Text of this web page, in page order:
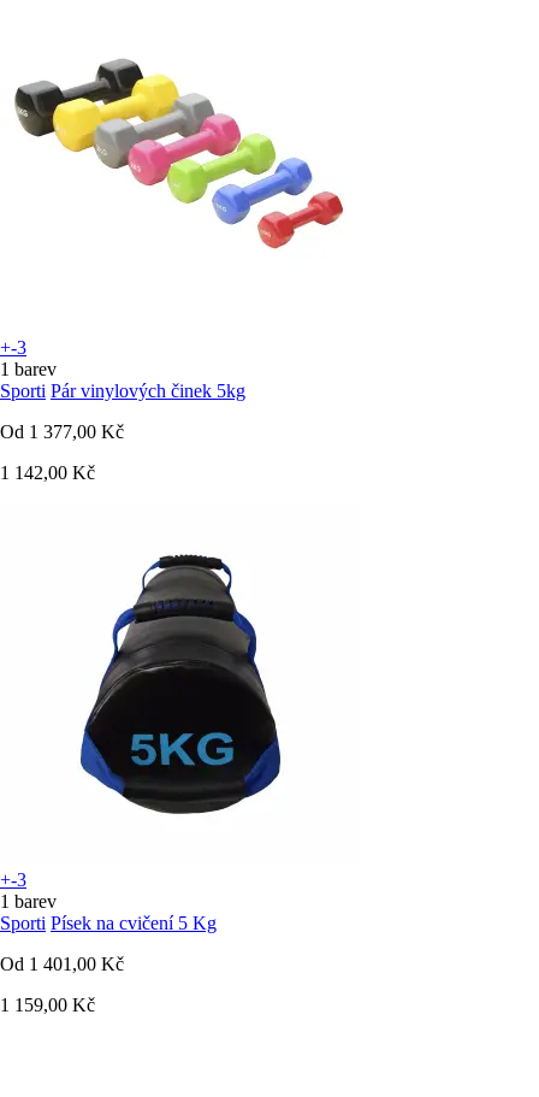
+-3
1 barev
Sporti Pár vinylových činek 5kg
Od 1 377,00 Kč
1 142,00 Kč
+-3
1 barev
Sporti Písek na cvičení 5 Kg
Od 1 401,00 Kč
1 159,00 Kč